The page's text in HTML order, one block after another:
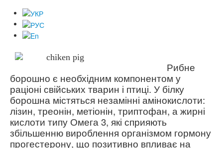
Рибне
борошно є необхідним компонентом у
раціоні свійських тварин і птиці. У білку
борошна містяться незамінні амінокислоти:
лізин, треонін, метіонін, триптофан, а жирні
кислоти типу Омега 3, які сприяють
збільшенню вироблення організмом гормону
прогестерону, що позитивно впливає на